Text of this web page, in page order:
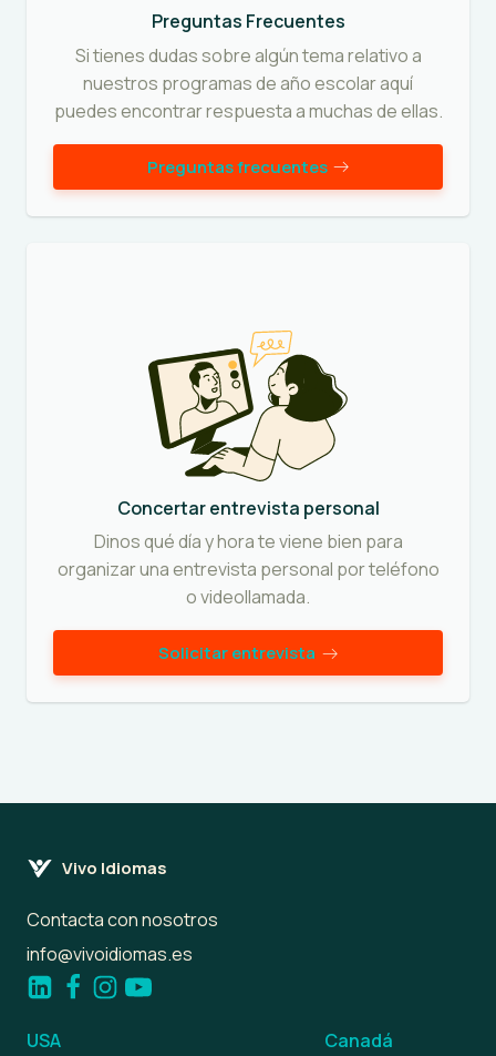
Preguntas Frecuentes
Si tienes dudas sobre algún tema relativo a
nuestros programas de año escolar aquí
puedes encontrar respuesta a muchas de ellas.
Preguntas frecuentes
Concertar entrevista personal
Dinos qué día y hora te viene bien para
organizar una entrevista personal por teléfono
o videollamada.
Solicitar entrevista
Vivo Idiomas
Contacta con nosotros
info@vivoidiomas.es
USA Canadá